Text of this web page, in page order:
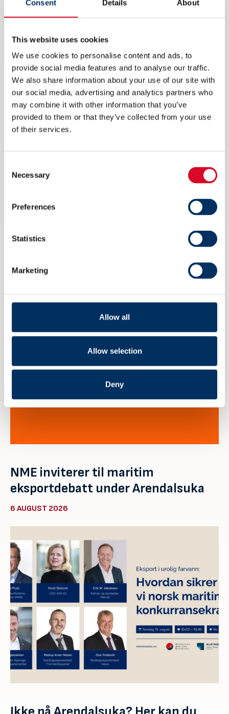
Consent Details About
This website uses cookies
We use cookies to personalise content and ads, to
provide social media features and to analyse our traffic.
We also share information about your use of our site with
our social media, advertising and analytics partners who
may combine it with other information that you’ve
provided to them or that they’ve collected from your use
of their services.
Selection
Necessary
Preferences
Statistics
Marketing
Allow all
Allow selection
Deny
bærekraftig fiske. Det nære samspillet med
designere, eiere og verft har i årevis gitt
Brunvoll førstehåndskunnskap om
utfordringene i bransjen, som har bidratt til
utvikling av optimaliserte systemer for
fremdrift, manøvrering og automatisering.
For mer informasjon vennligst kontakt:
Arne Tennøy, Sales Manager, Brunvoll, Tlf: +47
Read more
NME inviterer til maritim
eksportdebatt under Arendalsuka
6 AUGUST 2026